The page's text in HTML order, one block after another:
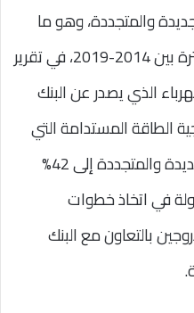
والمتجددة، وهو ما
دفعها للتقدم 67 مركزًا في الفترة بين 2014-2019، في تقرير
الذي يصدر عن البنك
الطاقة المستدامة التي
تستهدف زيادة مزيد الطاقة الجديدة والمتجددة إلى 42%
الدولة في اتخاذ خطوات
بالتعاون مع البنك